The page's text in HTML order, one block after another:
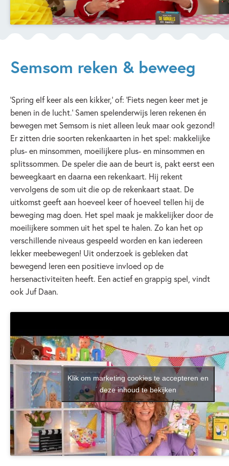
Semsom reken & beweeg
‘Spring elf keer als een kikker,’ of: ‘Fiets negen keer met je
benen in de lucht.’ Samen spelenderwijs leren rekenen én
bewegen met Semsom is niet alleen leuk maar ook gezond!
Er zitten drie soorten rekenkaarten in het spel: makkelijke
plus- en minsommen, moeilijkere plus- en minsommen en
splitssommen. De speler die aan de beurt is, pakt eerst een
beweegkaart en daarna een rekenkaart. Hij rekent
vervolgens de som uit die op de rekenkaart staat. De
uitkomst geeft aan hoeveel keer of hoeveel tellen hij de
beweging mag doen. Het spel maak je makkelijker door de
moeilijkere sommen uit het spel te halen. Zo kan het op
verschillende niveaus gespeeld worden en kan iedereen
lekker meebewegen! Uit onderzoek is gebleken dat
bewegend leren een positieve invloed op de
hersenactiviteiten heeft. Een actief en grappig spel, vindt
ook Juf Daan.
Klik om marketing cookies te accepteren en
deze inhoud te bekijken